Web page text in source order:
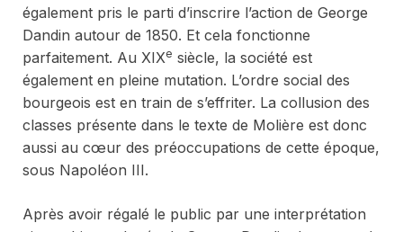
également pris le parti d’inscrire l’action de George
Dandin autour de 1850. Et cela fonctionne
parfaitement. Au XIXe siècle, la société est
également en pleine mutation. L’ordre social des
bourgeois est en train de s’effriter. La collusion des
classes présente dans le texte de Molière est donc
aussi au cœur des préoccupations de cette époque,
sous Napoléon III.
Après avoir régalé le public par une interprétation